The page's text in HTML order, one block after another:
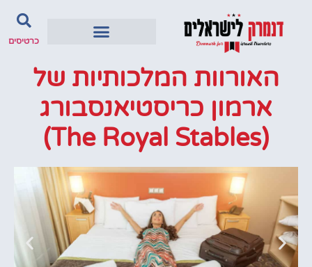
כרטיסים
האורוות המלכותיות של
ארמון כריסטיאנסבורג
(The Royal Stables)